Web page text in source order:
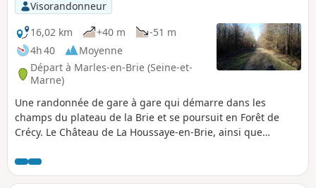
Visorandonneur
16,02 km
+40 m
-51 m
4h 40
Moyenne
Départ à Marles-en-Brie (Seine-et-
Marne)
Une randonnée de gare à gare qui démarre dans les
champs du plateau de la Brie et se poursuit en Forêt de
Crécy. Le Château de La Houssaye-en-Brie, ainsi que
belle touche patrimoniale.